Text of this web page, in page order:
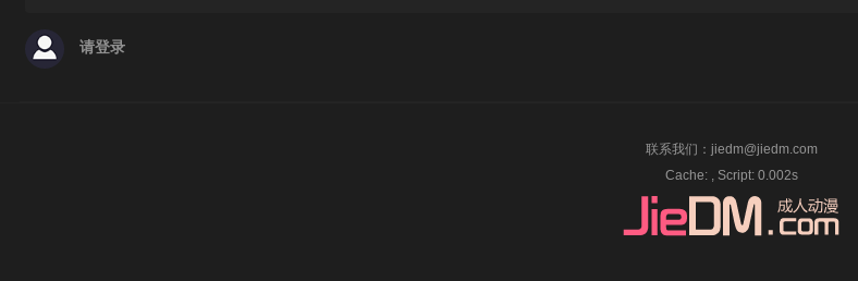
请登录
联系我们： jiedm@jiedm.com
Cache: , Script: 0.002s